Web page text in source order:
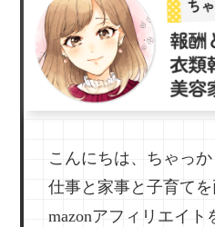
こんにちは、ちゃっか
仕事と家事と子育て
mazonアフィリエイト